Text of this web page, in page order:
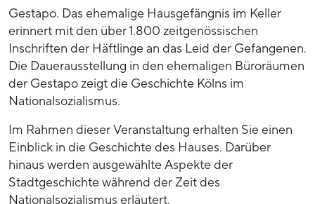
Gestapo. Das ehemalige Hausgefängnis im Keller
erinnert mit den über 1.800 zeitgenössischen
Inschriften der Häftlinge an das Leid der Gefangenen.
Die Dauerausstellung in den ehemaligen Büroräumen
der Gestapo zeigt die Geschichte Kölns im
Nationalsozialismus.
Im Rahmen dieser Veranstaltung erhalten Sie einen
Einblick in die Geschichte des Hauses. Darüber
hinaus werden ausgewählte Aspekte der
Stadtgeschichte während der Zeit des
Nationalsozialismus erläutert.